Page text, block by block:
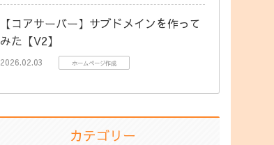
【コアサーバー】サブドメインを作って
みた【V2】
2026.02.03 ホームページ作成
カテゴリー